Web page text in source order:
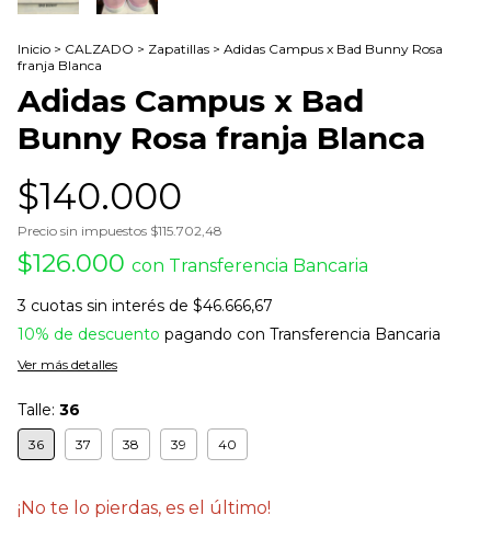
Inicio > CALZADO > Zapatillas > Adidas Campus x Bad Bunny Rosa
franja Blanca
Adidas Campus x Bad
Bunny Rosa franja Blanca
$140.000
Precio sin impuestos $115.702,48
$126.000 con Transferencia Bancaria
3 cuotas sin interés de $46.666,67
10% de descuento pagando con Transferencia Bancaria
Ver más detalles
Talle: 36
36 37 38 39 40
¡No te lo pierdas, es el último!